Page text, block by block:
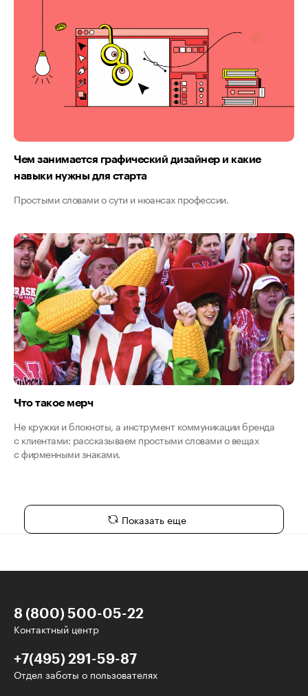
Чем занимается графический дизайнер и какие
навыки нужны для старта
Простыми словами о сути и нюансах профессии.
Что такое мерч
Не кружки и блокноты, а инструмент коммуникации бренда
с клиентами: рассказываем простыми словами о вещах
с фирменными знаками.
Показать еще
8 (800) 500-05-22
Контактный центр
+7(495) 291-59-87
Отдел заботы о пользователях